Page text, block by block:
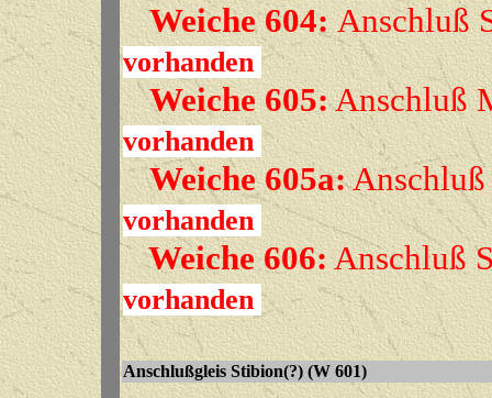
Weiche 604:Anschluß
vorhanden
Weiche 605:Anschluß
vorhanden
Weiche 605a:Anschluß
vorhanden
Weiche 606:Anschluß
vorhanden
Anschlußgleis Stibion(?) (W 601)